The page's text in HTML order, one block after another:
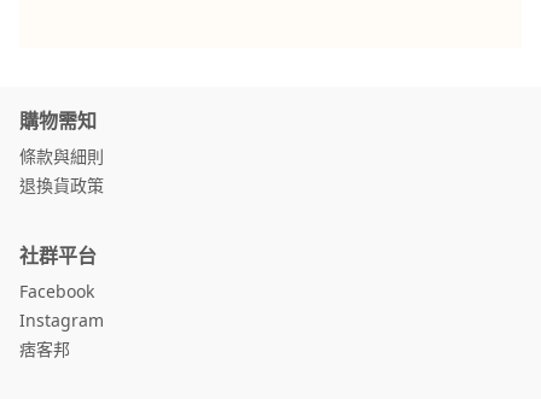
購物需知
條款與細則
退換貨政策
社群平台
Facebook
Instagram
痞客邦